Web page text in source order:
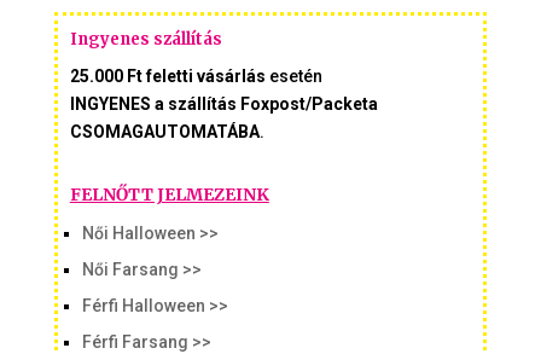
Ingyenes szállítás
25.000 Ft feletti vásárlás esetén
INGYENES a szállítás Foxpost/Packeta
CSOMAGAUTOMATÁBA.
FELNŐTT JELMEZEINK
Női Halloween >>
Női Farsang >>
Férfi Halloween >>
Férfi Farsang >>